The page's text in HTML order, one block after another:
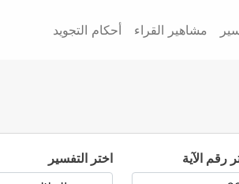
مشاهير القراء أحكام التجويد
رقم الآية اختر التفسير